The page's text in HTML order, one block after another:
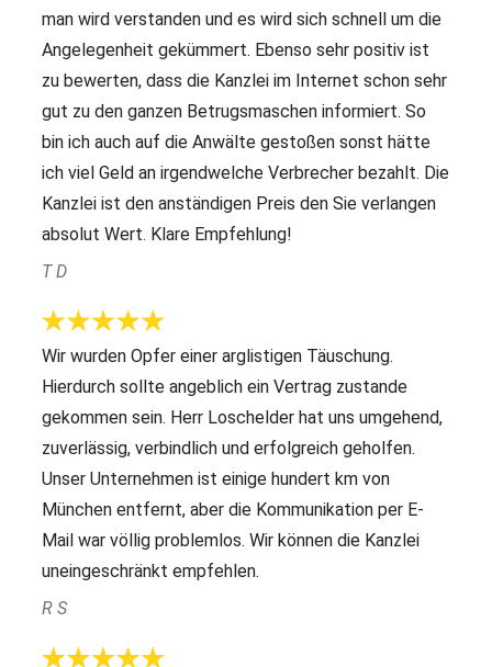
man wird verstanden und es wird sich schnell um die
Angelegenheit gekümmert. Ebenso sehr positiv ist
zu bewerten, dass die Kanzlei im Internet schon sehr
gut zu den ganzen Betrugsmaschen informiert. So
bin ich auch auf die Anwälte gestoßen sonst hätte
ich viel Geld an irgendwelche Verbrecher bezahlt. Die
Kanzlei ist den anständigen Preis den Sie verlangen
absolut Wert. Klare Empfehlung!
T D
Wir wurden Opfer einer arglistigen Täuschung.
Hierdurch sollte angeblich ein Vertrag zustande
gekommen sein. Herr Loschelder hat uns umgehend,
zuverlässig, verbindlich und erfolgreich geholfen.
Unser Unternehmen ist einige hundert km von
München entfernt, aber die Kommunikation per E-
Mail war völlig problemlos. Wir können die Kanzlei
uneingeschränkt empfehlen.
R S